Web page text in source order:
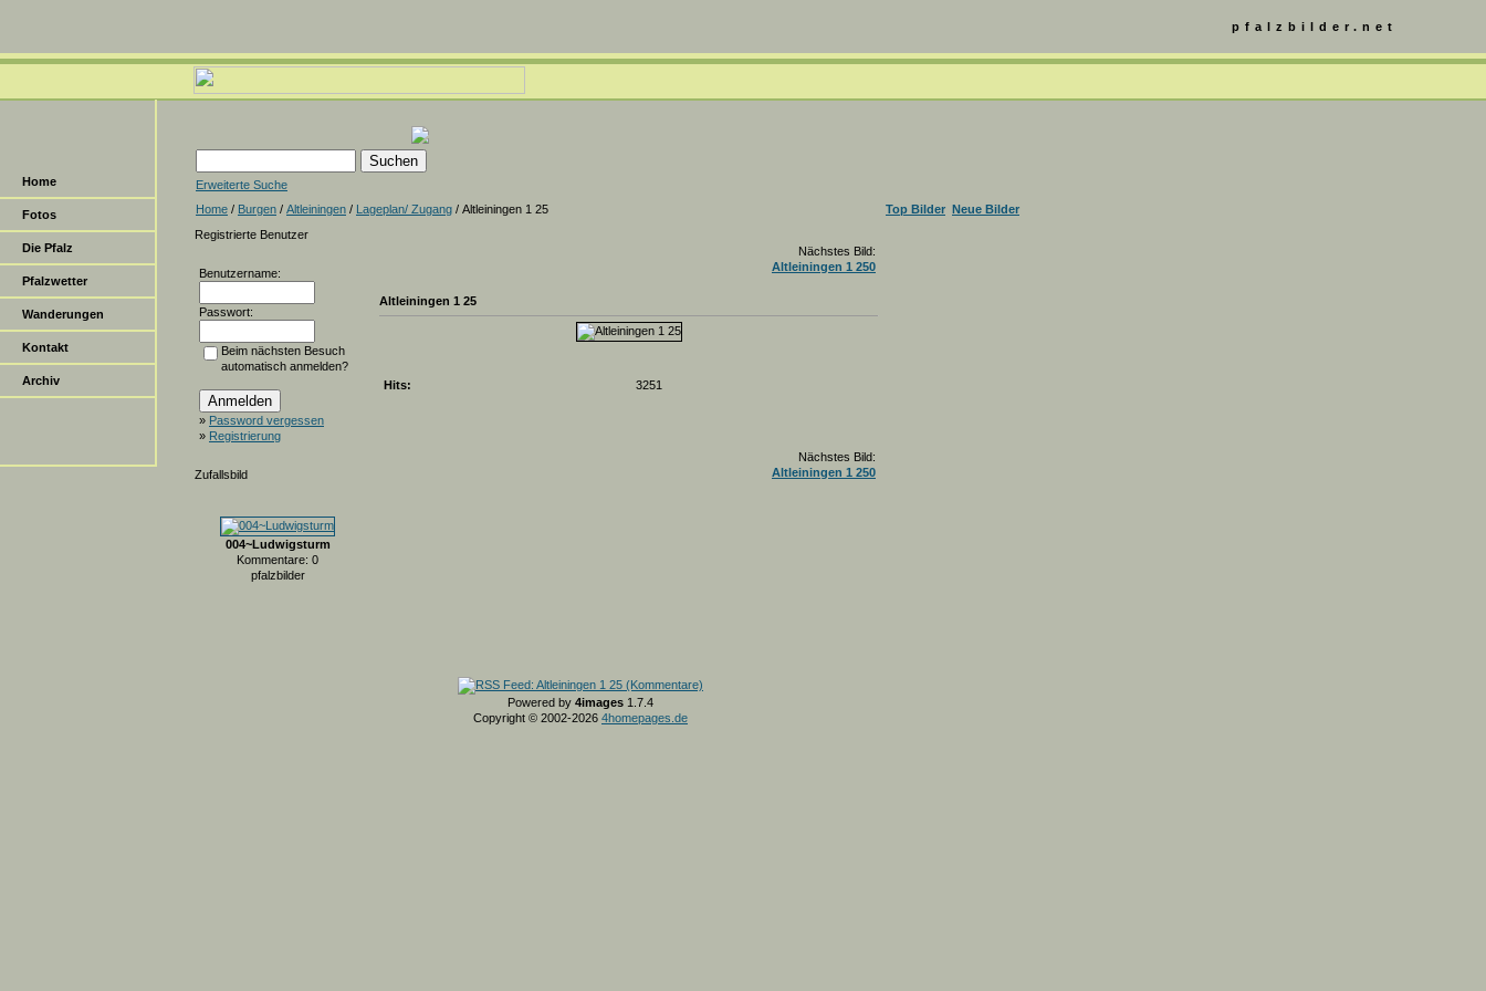
Home
Fotos
Die Pfalz
Pfalzwetter
Wanderungen
Kontakt
Archiv
pfalzbilder.net
Erweiterte Suche
Home / Burgen / Altleiningen / Lageplan/ Zugang / Altleiningen 1 25 Top Bilder Neue Bilder
Registrierte Benutzer
Benutzername:
Passwort:
Beim nächsten Besuch
automatisch anmelden?
» Password vergessen
» Registrierung
Zufallsbild
004~Ludwigsturm
Kommentare: 0
pfalzbilder
Nächstes Bild:
Altleiningen 1 250
Altleiningen 1 25
Hits: 3251
Nächstes Bild:
Altleiningen 1 250
Powered by 4images 1.7.4
Copyright © 2002-2026 4homepages.de